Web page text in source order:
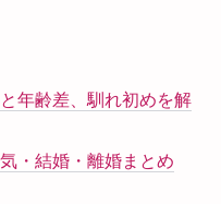
年齢差、馴れ初めを解
・結婚・離婚まとめ